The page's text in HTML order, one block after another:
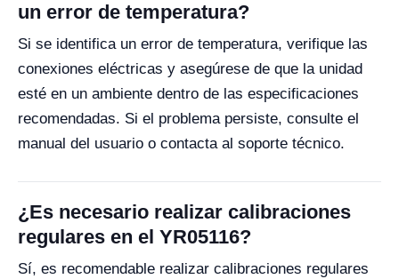
un error de temperatura?
Si se identifica un error de temperatura, verifique las
conexiones eléctricas y asegúrese de que la unidad
esté en un ambiente dentro de las especificaciones
recomendadas. Si el problema persiste, consulte el
manual del usuario o contacta al soporte técnico.
¿Es necesario realizar calibraciones
regulares en el YR05116?
Sí, es recomendable realizar calibraciones regulares